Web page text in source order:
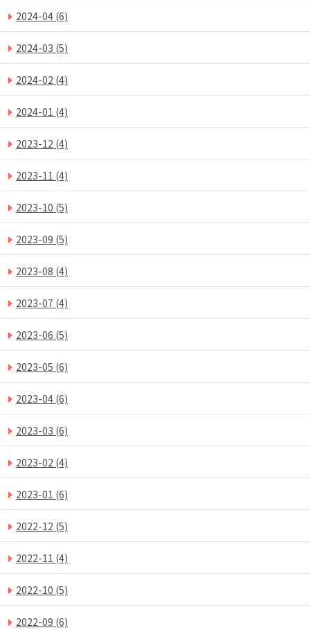
2024-04 (6)
2024-03 (5)
2024-02 (4)
2024-01 (4)
2023-12 (4)
2023-11 (4)
2023-10 (5)
2023-09 (5)
2023-08 (4)
2023-07 (4)
2023-06 (5)
2023-05 (6)
2023-04 (6)
2023-03 (6)
2023-02 (4)
2023-01 (6)
2022-12 (5)
2022-11 (4)
2022-10 (5)
2022-09 (6)